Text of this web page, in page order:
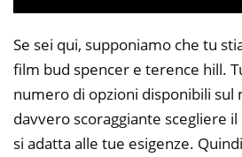
Se sei qui, supponiamo che tu
film bud spencer e terence hill.
numero di opzioni disponibili sul
davvero scoraggiante scegliere
si adatta alle tue esigenze.